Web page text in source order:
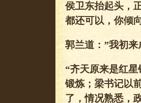
侯卫东抬起头，
都还可以，你倾
郭兰道：”我初
“齐天原来是红
锻炼；梁书记以
了，情况熟悉，